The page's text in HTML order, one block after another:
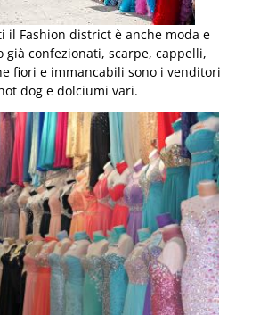
il Fashion district è anche moda e
già confezionati, scarpe, cappelli,
fiori e immancabili sono i venditori
dog e dolciumi vari.